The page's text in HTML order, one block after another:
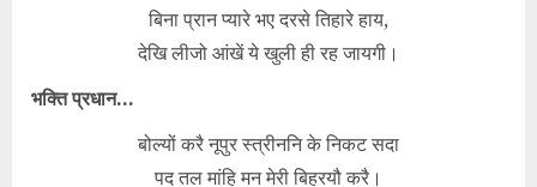
बिना प्रान प्यारे भए दरसे तिहारे हाय,
देखि लीजो आंखें ये खुली ही रह जायगी।
भक्ति प्रधान…
बोल्यों करै नूपुर स्त्रीननि के निकट सदा
पद तल मांहि मन मेरी बिहरयौ करै।